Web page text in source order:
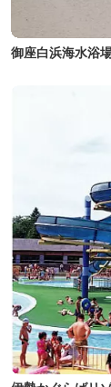
御座白浜海水浴